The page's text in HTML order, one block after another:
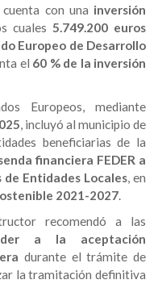
con una inversión
cuales5.749.200 euros
Europeo de Desarrollo
el 60 % de la inversión
Europeos, mediante
, incluyó al municipio de
beneficiarias de la
financiera FEDER a
Entidades Locales, en
2021-2027.
recomendó a las
a la aceptación
durante el trámite de
la tramitación definitiva